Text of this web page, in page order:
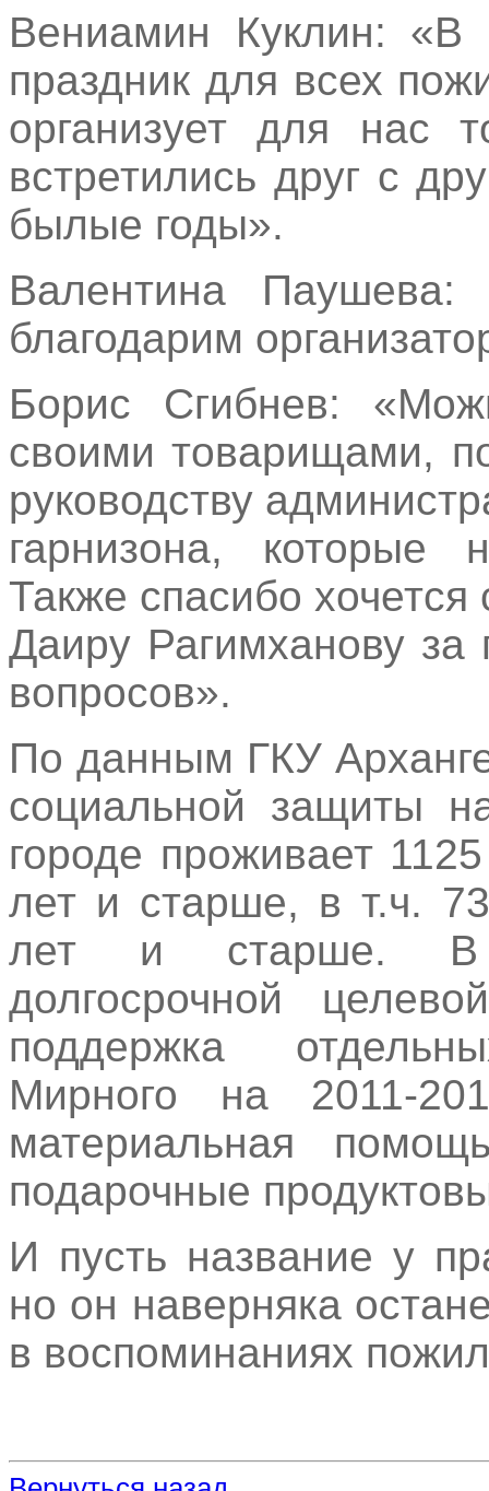
Вениамин Куклин: «В
праздник для всех
организует для нас
встретились друг с
былые годы».
Валентина
благодарим
Борис Сгибнев:
своими товарищами,
руководству
гарнизона, которые
Также спасибо
Даиру Рагимханову
вопросов».
По данным ГКУ
социальной защиты
городе проживает
лет и старше, в т.ч.
лет и старше. В
долгосрочной
поддержка
Мирного на 2011-
материальная
подарочные
И пусть название у
но он наверняка
в воспоминаниях